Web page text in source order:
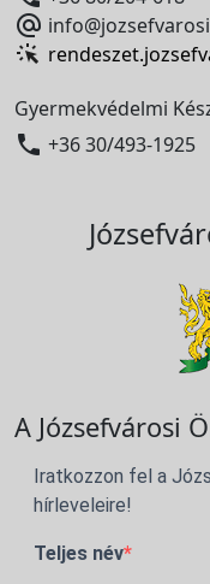

Gyermekvédelmi
 +36 30/493-1925
A Józsefvárosi
Iratkozzon fel a
hírleveleire!
Teljes név